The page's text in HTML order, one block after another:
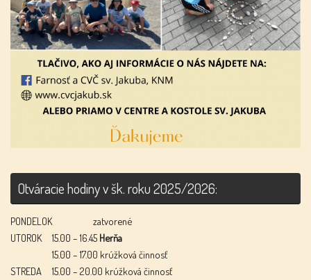
Otváracie hodiny v šk. roku 2025/2026:
PONDELOK
zatvorené
UTOROK
15.00 – 16.45 Herňa
15.00 – 17.00 krúžková činnosť
STREDA
15.00 – 20.00 krúžková činnosť